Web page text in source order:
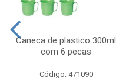
Caneca de plastico 300ml
com 6 pecas
Código: 471090